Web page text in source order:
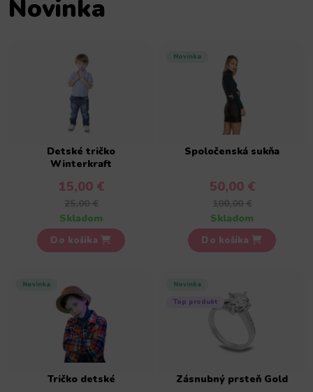
Novinka
Detské tričko
Winterkraft
15,00 €
25,00 €
Skladom
Do košíka
Novinka
Spoločenská sukňa
50,00 €
100,00 €
Skladom
Do košíka
Novinka
Tričko detské
Novinka
Top produkt
Zásnubný prsteň Gold